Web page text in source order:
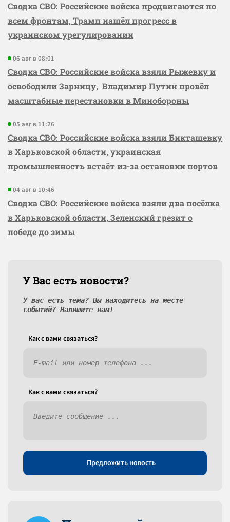
Сводка СВО: Российские войска продвигаются по
всем фронтам, Трамп нашёл прогресс в
украинском урегулировании
06 авг в 08:01
Сводка СВО: Российские войска взяли Рыжевку и
освободили Зарницу, Владимир Путин провёл
масштабные перестановки в Минобороны
05 авг в 11:26
Сводка СВО: Российские войска взяли Бикташевку
в Харьковской области, украинская
промышленность встаёт из-за остановки портов
04 авг в 10:46
Сводка СВО: Российские войска взяли два посёлка
в Харьковской области, Зеленский грезит о
победе до зимы
У Вас есть новости?
У вас есть тема? Вы находитесь на месте
событий? Напишите нам!
Как c вами связаться?
Как c вами связаться?
Предложить новость